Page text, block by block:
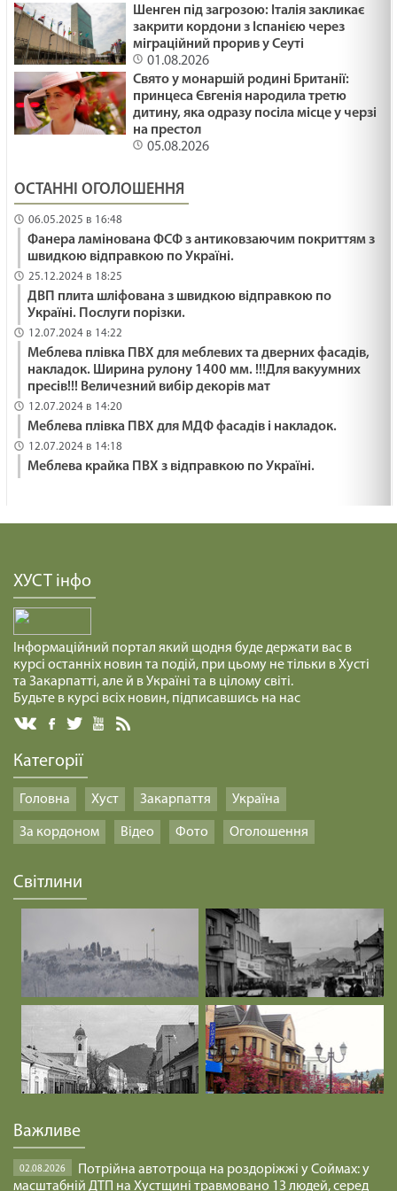
Шенген під загрозою: Італія закликає
закрити кордони з Іспанією через
міграційний прорив у Сеуті
01.08.2026
Свято у монаршій родині Британії:
принцеса Євгенія народила третю
дитину, яка одразу посіла місце у черзі
на престол
05.08.2026
ОСТАННІ ОГОЛОШЕННЯ
06.05.2025 в 16:48
Фанера ламінована ФСФ з антиковзаючим покриттям з
швидкою відправкою по Україні.
25.12.2024 в 18:25
ДВП плита шліфована з швидкою відправкою по
Україні. Послуги порізки.
12.07.2024 в 14:22
Меблева плівка ПВХ для меблевих та дверних фасадів,
накладок. Ширина рулону 1400 мм. !!!Для вакуумних
пресів!!! Величезний вибір декорів мат
12.07.2024 в 14:20
Меблева плівка ПВХ для МДФ фасадів і накладок.
12.07.2024 в 14:18
Меблева крайка ПВХ з відправкою по Україні.
ХУСТ інфо
Інформаційний портал який щодня буде держати вас в
курсі останніх новин та подій, при цьому не тільки в Хусті
та Закарпатті, але й в Україні та в цілому світі.
Будьте в курсі всіх новин, підписавшись на нас
Категорії
Головна Хуст Закарпаття Україна
За кордоном Відео Фото Оголошення
Світлини
Важливе
02.08.2026
Потрійна автотроща на роздоріжжі у Соймах: у
масштабній ДТП на Хустщині травмовано 13 людей, серед